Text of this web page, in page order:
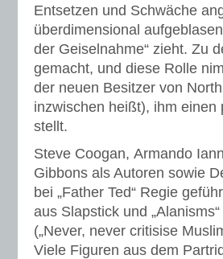
Entsetzen und Schwäche
überdimensional
der Geiselnahme“ zieht. Zu
gemacht, und diese Rolle
der neuen Besitzer von
inzwischen heißt), ihm
stellt.
Steve Coogan, Armando
Gibbons als Autoren sowie
bei „Father Ted“ Regie
aus Slapstick und
(„Never, never critisise
Viele Figuren aus dem